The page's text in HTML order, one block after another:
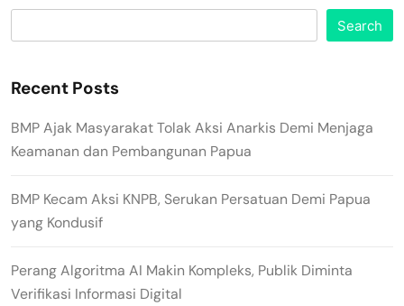
Search
Recent Posts
BMP Ajak Masyarakat Tolak Aksi Anarkis Demi Menjaga
Keamanan dan Pembangunan Papua
BMP Kecam Aksi KNPB, Serukan Persatuan Demi Papua
yang Kondusif
Perang Algoritma AI Makin Kompleks, Publik Diminta
Verifikasi Informasi Digital